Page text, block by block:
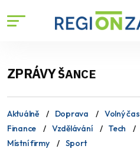
ZPRÁVYŠANCE
Aktuálně Doprava Volný čas
Finance
Vzdělávání Tech
Místní firmy
Sport